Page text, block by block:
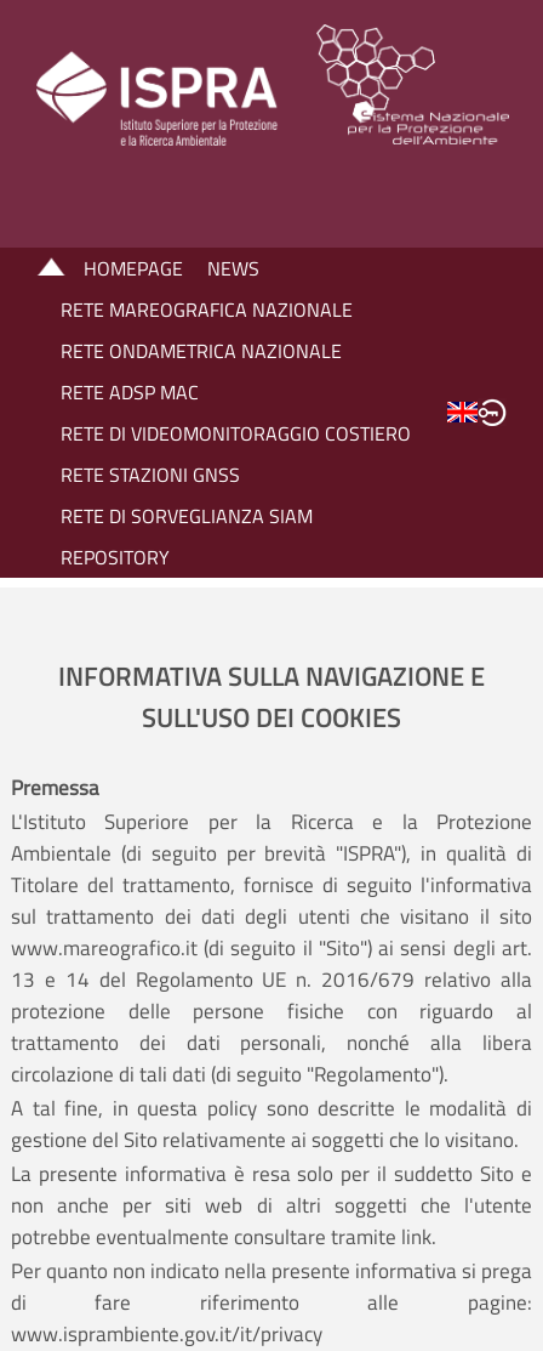
HOMEPAGE
NEWS
RETE MAREOGRAFICA NAZIONALE
RETE ONDAMETRICA NAZIONALE
RETE ADSP MAC
RETE DI VIDEOMONITORAGGIO COSTIERO
RETE STAZIONI GNSS
RETE DI SORVEGLIANZA SIAM
REPOSITORY
INFORMATIVA SULLA NAVIGAZIONE E
SULL'USO DEI COOKIES
Premessa
L'Istituto Superiore per la Ricerca e la Protezione
Ambientale (di seguito per brevità "ISPRA"), in qualità di
Titolare del trattamento, fornisce di seguito l'informativa
sul trattamento dei dati degli utenti che visitano il sito
www.mareografico.it (di seguito il "Sito") ai sensi degli art.
13 e 14 del Regolamento UE n. 2016/679 relativo alla
protezione delle persone fisiche con riguardo al
trattamento dei dati personali, nonché alla libera
circolazione di tali dati (di seguito "Regolamento").
A tal fine, in questa policy sono descritte le modalità di
gestione del Sito relativamente ai soggetti che lo visitano.
La presente informativa è resa solo per il suddetto Sito e
non anche per siti web di altri soggetti che l'utente
potrebbe eventualmente consultare tramite link.
Per quanto non indicato nella presente informativa si prega
di fare riferimento alle pagine:
www.isprambiente.gov.it/it/privacy